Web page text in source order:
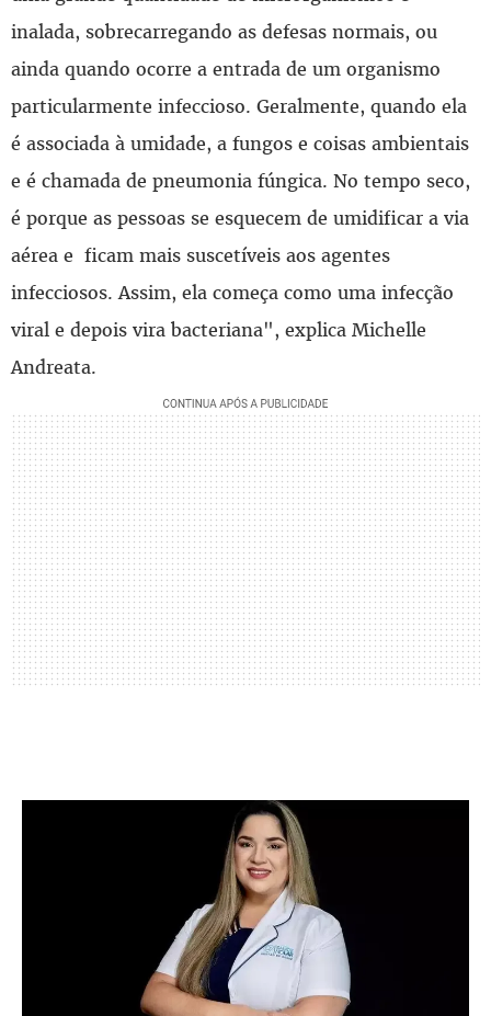
inalada, sobrecarregando as defesas normais, ou
ainda quando ocorre a entrada de um organismo
particularmente infeccioso. Geralmente, quando ela
é associada à umidade, a fungos e coisas ambientais
e é chamada de pneumonia fúngica. No tempo seco,
é porque as pessoas se esquecem de umidificar a via
aérea e ficam mais suscetíveis aos agentes
infecciosos. Assim, ela começa como uma infecção
viral e depois vira bacteriana", explica Michelle
Andreata.